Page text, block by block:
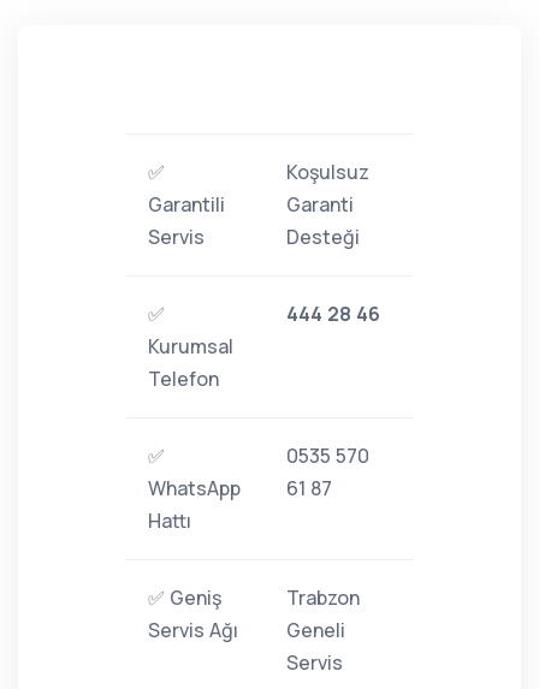
✅
Garantili
Servis
Koşulsuz
Garanti
Desteği
✅
Kurumsal
Telefon
444 28 46
✅
WhatsApp
Hattı
0535 570
61 87
✅ Geniş
Servis Ağı
Trabzon
Geneli
Servis